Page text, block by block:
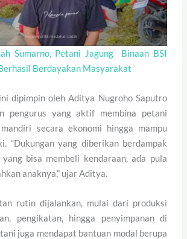
Sumarno, Petani Jagung Binaan BSI
Berdayakan Masyarakat
dipimpin oleh Aditya Nugroho Saputro
pengurus yang aktif membina petani
secara ekonomi hingga mampu
“Dukungan yang diberikan berdampak
bisa membeli kendaraan, ada pula
anaknya,” ujar Aditya.
rutin dijalankan, mulai dari produksi
pengikatan, hingga penyimpanan di
juga mendapat bantuan modal berupa